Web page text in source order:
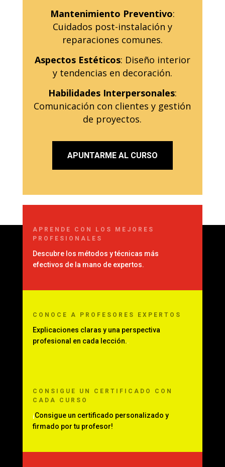
Mantenimiento Preventivo:
Cuidados post-instalación y
reparaciones comunes.
Aspectos Estéticos: Diseño interior
y tendencias en decoración.
Habilidades Interpersonales:
Comunicación con clientes y gestión
de proyectos.
APUNTARME AL CURSO
APRENDE CON LOS MEJORES
PROFESIONALES
Descubre los métodos y técnicas más
efectivos de la mano de expertos.
CONOCE A PROFESORES EXPERTOS
Explicaciones claras y una perspectiva
profesional en cada lección..
CONSIGUE UN CERTIFICADO CON
CADA CURSO
¡Consigue un certificado personalizado y
firmado por tu profesor!